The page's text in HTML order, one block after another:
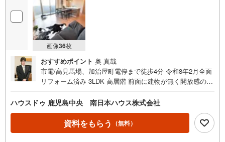
画像36枚
おすすめポイント 奥 真哉
市電/高見馬場、加治屋町電停まで徒歩4分 令和8年2月全面
リフォーム済み 3LDK 高層階 前面に建物が無く開放感のあ
＝リフォーム内容＝令和8年2月全面リフォーム完了・水回
り全て新調・クロス、床張替え・建具新調・ハウスクリー
ニング済み■周辺環境■・ローソン加治屋町店まで徒歩2分
（約110m）・セブンイレブン西千石町店まで徒歩4分（約2
ハウスドゥ 鹿児島中央 南日本ハウス株式会社
資料をもらう （無料）